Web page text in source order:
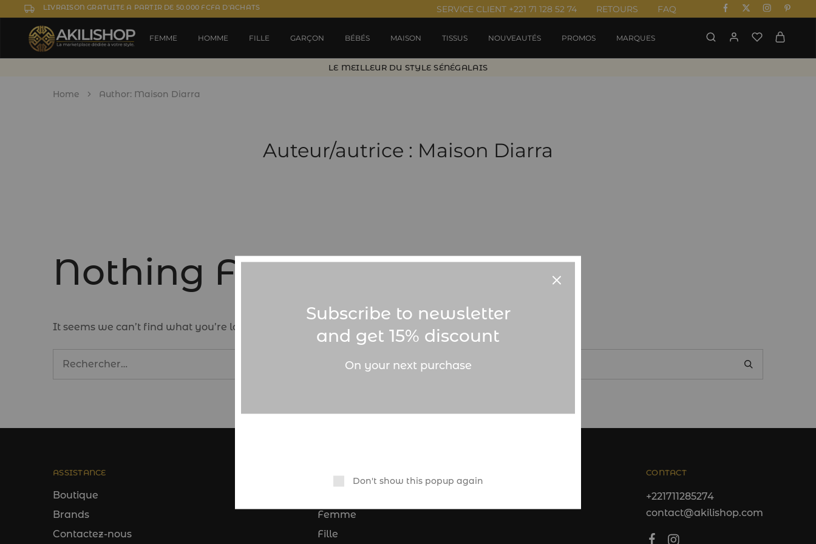
LIVRAISON GRATUITE A PARTIR DE 50.000 FCFA D'ACHATS SERVICE CLIENT +221 71 128 52 74 RETOURS FAQ
FEMME HOMME FILLE GARÇON BÉBÉS MAISON TISSUS NOUVEAUTÉS PROMOS MARQUES
LE MEILLEUR DU STYLE SÉNÉGALAIS
Home Author: Maison Diarra
Auteur/autrice : Maison Diarra
Nothing Found
It seems we can’t find what you’re looking for. Perhaps searching can help.
ASSISTANCE
Boutique
Brands
Contactez-nous
Femme
Fille
CONTACT
+221711285274
contact@akilishop.com
Subscribe to newsletter
and get 15% discount
On your next purchase
Don't show this popup again